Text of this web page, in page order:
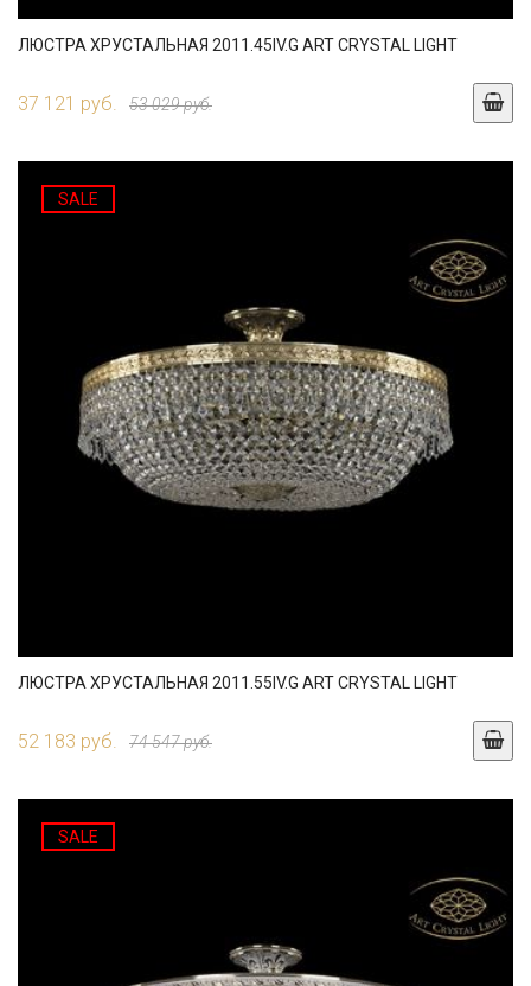
ЛЮСТРА ХРУСТАЛЬНАЯ 2011.45IV.G ART CRYSTAL LIGHT
37 121 руб. 53 029 руб.
SALE
ЛЮСТРА ХРУСТАЛЬНАЯ 2011.55IV.G ART CRYSTAL LIGHT
52 183 руб. 74 547 руб.
SALE